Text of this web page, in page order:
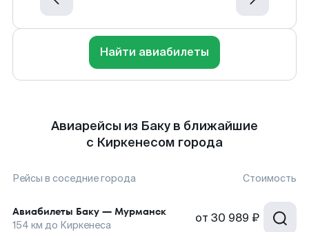
Найти авиабилеты
Авиарейсы из Баку в ближайшие
с Киркенесом города
Рейсы в соседние города Стоимость
Авиабилеты Баку — Мурманск
154 км до Киркенеса от 30 989 ₽